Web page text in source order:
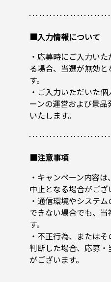
■入力情報について
・応募時にご入力い
る場合、当選が無効
す。
・ご入力いただいた
ーンの運営および景
いたします。
■注意事項
・キャンペーン内容
中止となる場合がござ
・通信環境やシステ
できない場合でも、
す。
・不正行為、または
判断した場合、応募
がございます。